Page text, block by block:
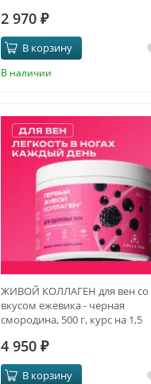
2 970 ₽
В корзину
В наличии
ЖИВОЙ КОЛЛАГЕН для вен со
вкусом ежевика - черная
смородина, 500 г, курс на 1,5
4 950 ₽
В корзину